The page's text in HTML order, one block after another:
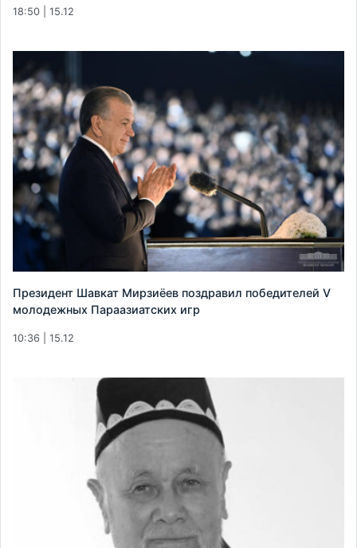
18:50 | 15.12
Президент Шавкат Мирзиёев поздравил победителей V
молодежных Параазиатских игр
10:36 | 15.12